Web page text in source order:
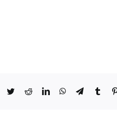
TwitterRedditLinkedInWhatsApp
Telegram